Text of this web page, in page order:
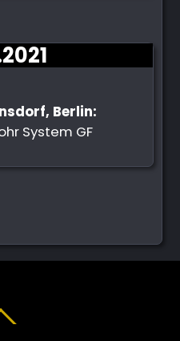
Berlin:
System GF